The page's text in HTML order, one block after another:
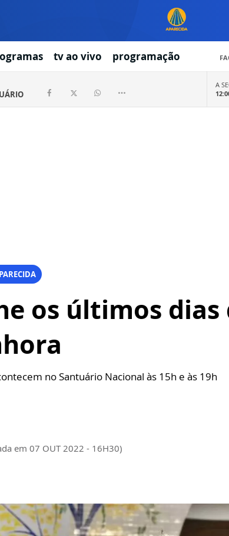
tv ao vivo programação
A
os últimos dias
no Santuário Nacional às 15h e às 19h
em 07 OUT 2022 - 16H30)